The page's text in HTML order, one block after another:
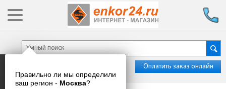
Правильно ли мы определили
ваш регион - Москва?
Оплатить заказ онлайн